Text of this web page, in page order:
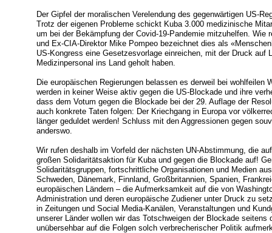
Der Gipfel der moralischen Verelendung des gegenwärtigen US-
Trotz der eigenen Probleme schickt Kuba 3.000 medizinische
um bei der Bekämpfung der Covid-19-Pandemie mitzuhelfen. Wie
und Ex-CIA-Direktor Mike Pompeo bezeichnet dies als
US-Kongress eine Gesetzesvorlage einreichen, mit der Druck auf
Medizinpersonal ins Land geholt haben.
Die europäischen Regierungen belassen es derweil bei wohlfeilen
werden in keiner Weise aktiv gegen die US-Blockade und ihre
dass dem Votum gegen die Blockade bei der 29. Auflage der
auch konkrete Taten folgen: Der Kriechgang in Europa vor
länger geduldet werden! Schluss mit den Aggressionen gegen
anderswo.
Wir rufen deshalb im Vorfeld der nächsten UN-Abstimmung, die
großen Solidaritätsaktion für Kuba und gegen die Blockade auf!
Solidaritätsgruppen, fortschrittliche Organisationen und Medien
Schweden, Dänemark, Finnland, Großbritannien, Spanien,
europäischen Ländern – die Aufmerksamkeit auf die von
Administration und deren europäische Zudiener unter Druck zu
in Zeitungen und Social Media-Kanälen, Veranstaltungen und
unserer Länder wollen wir das Totschweigen der Blockade seitens
unübersehbar auf die Folgen solch verbrecherischer Politik